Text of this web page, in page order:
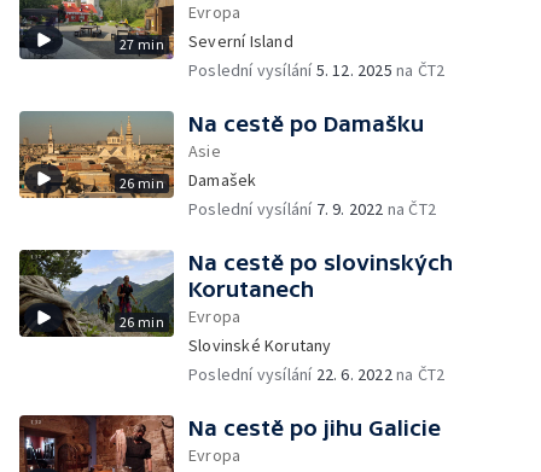
27 min
Evropa
Severní Island
Poslední vysílání5. 12. 2025 na ČT2
26 min
Na cestě po Damašku
Asie
Damašek
Poslední vysílání 7. 9. 2022 na ČT2
26 min
Na cestě po slovinských
Korutanech
Evropa
Slovinské Korutany
Poslední vysílání 22. 6. 2022na ČT2
Na cestě po jihu Galicie
Evropa